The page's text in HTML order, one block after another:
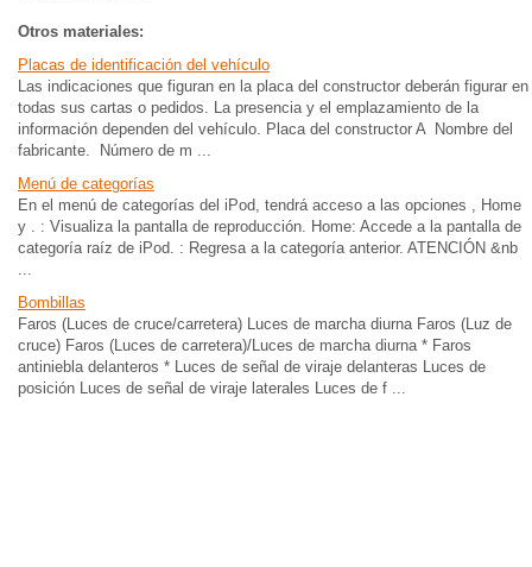
Otros materiales:
Placas de identificación del vehículo
Las indicaciones que figuran en la placa del constructor deberán figurar en
todas sus cartas o pedidos. La presencia y el emplazamiento de la
información dependen del vehículo. Placa del constructor A Nombre del
fabricante. Número de m ...
Menú de categorías
En el menú de categorías del iPod, tendrá acceso a las opciones , Home
y . : Visualiza la pantalla de reproducción. Home: Accede a la pantalla de
categoría raíz de iPod. : Regresa a la categoría anterior. ATENCIÓN &nb
Bombillas
Faros (Luces de cruce/carretera) Luces de marcha diurna Faros (Luz de
cruce) Faros (Luces de carretera)/Luces de marcha diurna * Faros
antiniebla delanteros * Luces de señal de viraje delanteras Luces de
posición Luces de señal de viraje laterales Luces de f ...